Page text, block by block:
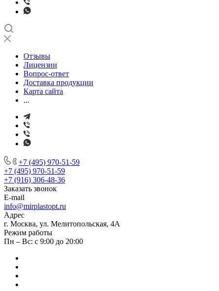
Отзывы
Лицензии
Вопрос-ответ
Доставка продукции
Карта сайта
...
+7 (495) 970-51-59
+7 (495) 970-51-59
+7 (916) 306-48-36
Заказать звонок
E-mail
info@mirplastopt.ru
Адрес
г. Москва, ул. Мелитопольская, 4А
Режим работы
Пн – Вс: с 9:00 до 20:00